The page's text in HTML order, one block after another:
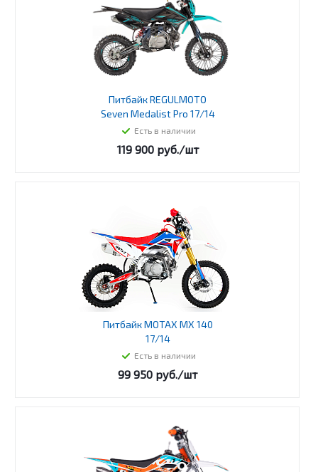
Питбайк REGULMOTO
Seven Medalist Pro 17/14
Есть в наличии
119 900руб./шт
Питбайк MOTAX MX 140
17/14
Есть в наличии
99 950 руб./шт